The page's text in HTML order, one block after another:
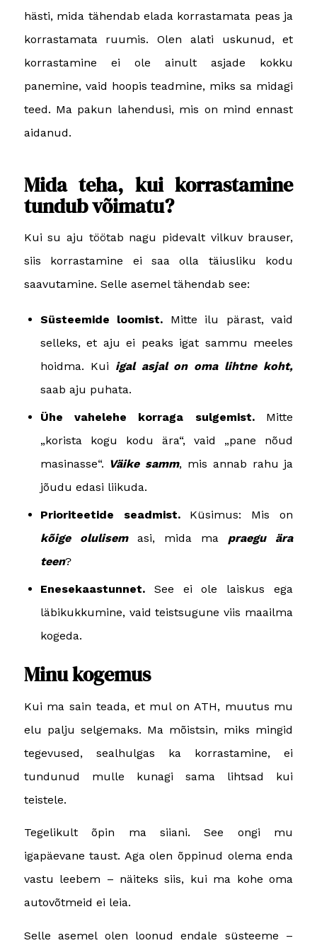
hästi, mida tähendab elada korrastamata peas ja
korrastamata ruumis. Olen alati uskunud, et
korrastamine ei ole ainult asjade kokku
panemine, vaid hoopis teadmine, miks sa midagi
teed. Ma pakun lahendusi, mis on mind ennast
aidanud.
Mida teha, kui korrastamine
tundub võimatu?
Kui su aju töötab nagu pidevalt vilkuv brauser,
siis korrastamine ei saa olla täiusliku kodu
saavutamine. Selle asemel tähendab see:
Süsteemide loomist. Mitte ilu pärast, vaid
selleks, et aju ei peaks igat sammu meeles
hoidma. Kui igal asjal on oma lihtne koht,
saab aju puhata.
Ühe vahelehe korraga sulgemist.Mitte
„korista kogu kodu ära“, vaid „pane nõud
masinasse“. Väike samm, mis annab rahu ja
jõudu edasi liikuda.
Prioriteetide seadmist.Küsimus: Mis on
kõige olulisemasi, mida ma praegu ära
teen?
Enesekaastunnet.See ei ole laiskus ega
läbikukkumine, vaid teistsugune viis maailma
kogeda.
Minu kogemus
Kui ma sain teada, et mul on ATH, muutus mu
elu palju selgemaks. Ma mõistsin, miks mingid
tegevused, sealhulgas ka korrastamine, ei
tundunud mulle kunagi sama lihtsad kui
teistele.
Tegelikult õpin ma siiani. See ongi mu
igapäevane taust. Aga olen õppinud olema enda
vastu leebem – näiteks siis, kui ma kohe oma
autovõtmeid ei leia.
Selle asemel olen loonud endale süsteeme –